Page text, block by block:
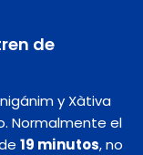
de
y Xàtiva
Normalmente el
19 minutos, no